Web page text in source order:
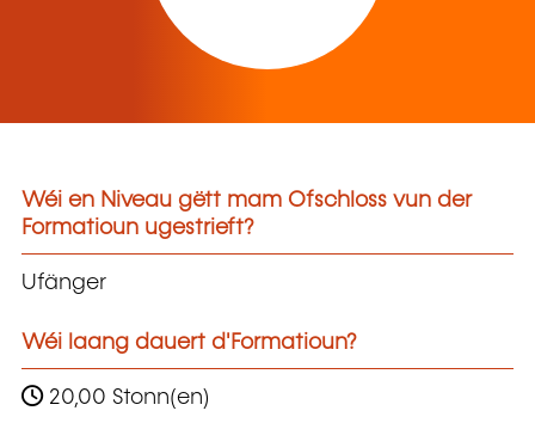
Wéi en Niveau gëtt mam Ofschloss vun der
Formatioun ugestrieft?
Ufänger
Wéi laang dauert d'Formatioun?
20,00 Stonn(en)